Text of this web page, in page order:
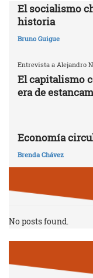
El socialismo
historia
Bruno Guigue
Entrevista a Alejandro
El capitalismo
era de
Economía
Brenda Chávez
No posts found.